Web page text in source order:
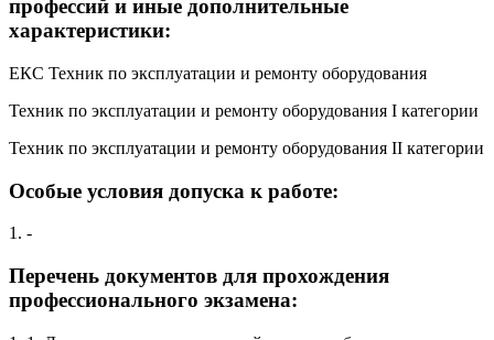
профессий и иные дополнительные
характеристики:
ЕКС Техник по эксплуатации и ремонту оборудования
Техник по эксплуатации и ремонту оборудования I категории
Техник по эксплуатации и ремонту оборудования II категории
Особые условия допуска к работе:
1. -
Перечень документов для прохождения
профессионального экзамена: